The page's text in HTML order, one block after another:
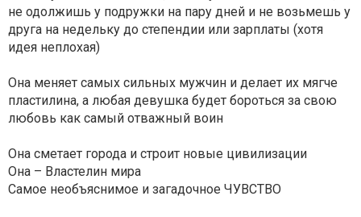
не одолжишь у подружки на пару дней и не возьмешь у
друга на недельку до степендии или зарплаты (хотя
идея неплохая)
Она меняет самых сильных мужчин и делает их мягче
пластилина, а любая девушка будет бороться за свою
любовь как самый отважный воин
Она сметает города и строит новые цивилизации
Она – Властелин мира
Самое необъяснимое и загадочное ЧУВСТВО